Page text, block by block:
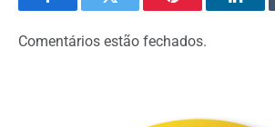
FacebookTwitter Pinterest
Comentários estão fechados.